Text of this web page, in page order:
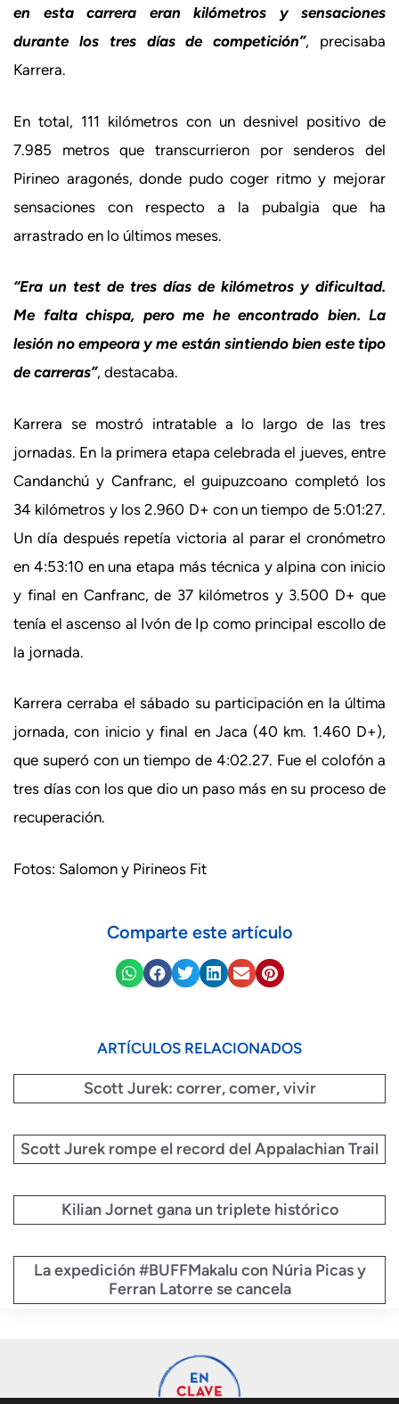
en esta carrera eran kilómetros y sensaciones
durante los tres días de competición”, precisaba
Karrera.
En total, 111 kilómetros con un desnivel positivo de
7.985 metros que transcurrieron por senderos del
Pirineo aragonés, donde pudo coger ritmo y mejorar
sensaciones con respecto a la pubalgia que ha
arrastrado en lo últimos meses.
“Era un test de tres días de kilómetros y dificultad.
Me falta chispa, pero me he encontrado bien. La
lesión no empeora y me están sintiendo bien este tipo
de carreras”, destacaba.
Karrera se mostró intratable a lo largo de las tres
jornadas. En la primera etapa celebrada el jueves, entre
Candanchú y Canfranc, el guipuzcoano completó los
34 kilómetros y los 2.960 D+ con un tiempo de 5:01:27.
Un día después repetía victoria al parar el cronómetro
en 4:53:10 en una etapa más técnica y alpina con inicio
y final en Canfranc, de 37 kilómetros y 3.500 D+ que
tenía el ascenso al Ivón de Ip como principal escollo de
la jornada.
Karrera cerraba el sábado su participación en la última
jornada, con inicio y final en Jaca (40 km. 1.460 D+),
que superó con un tiempo de 4:02.27. Fue el colofón a
tres días con los que dio un paso más en su proceso de
recuperación.
Fotos: Salomon y Pirineos Fit
Comparte este artículo
ARTÍCULOS RELACIONADOS
Scott Jurek: correr, comer, vivir
Scott Jurek rompe el record del Appalachian Trail
Kilian Jornet gana un triplete histórico
La expedición #BUFFMakalu con Núria Picas y
Ferran Latorre se cancela